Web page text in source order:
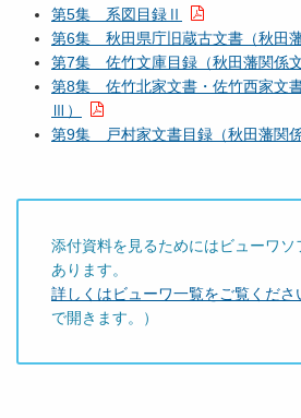
第5集 系図目録Ⅱ
第6集 秋田県庁旧蔵古文書（秋田
第7集 佐竹文庫目録（秋田藩関係
第8集 佐竹北家文書・佐竹西家文
Ⅲ）
第9集 戸村家文書目録（秋田藩関
添付資料を見るためにはビューワ
あります。
詳しくはビューワ一覧をご覧くださ
で開きます。）